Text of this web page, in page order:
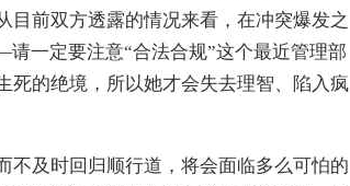
目前双方透露的情况来看，在冲突爆发之
一定要注意“合法合规”这个最近管理部
的绝境，所以她才会失去理智、陷入疯
及时回归顺行道，将会面临多么可怕的